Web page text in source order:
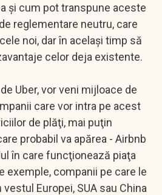
şi cum pot transpune aceste
reglementare neutru, care
noi, dar în acelaşi timp să
celor deja existente.
Uber, vor veni mijloace de
care vor intra pe acest
de plăţi, mai puţin
probabil va apărea - Airbnb
în care funcţionează piaţa
exemple, companii pe care le
Europei, SUA sau China